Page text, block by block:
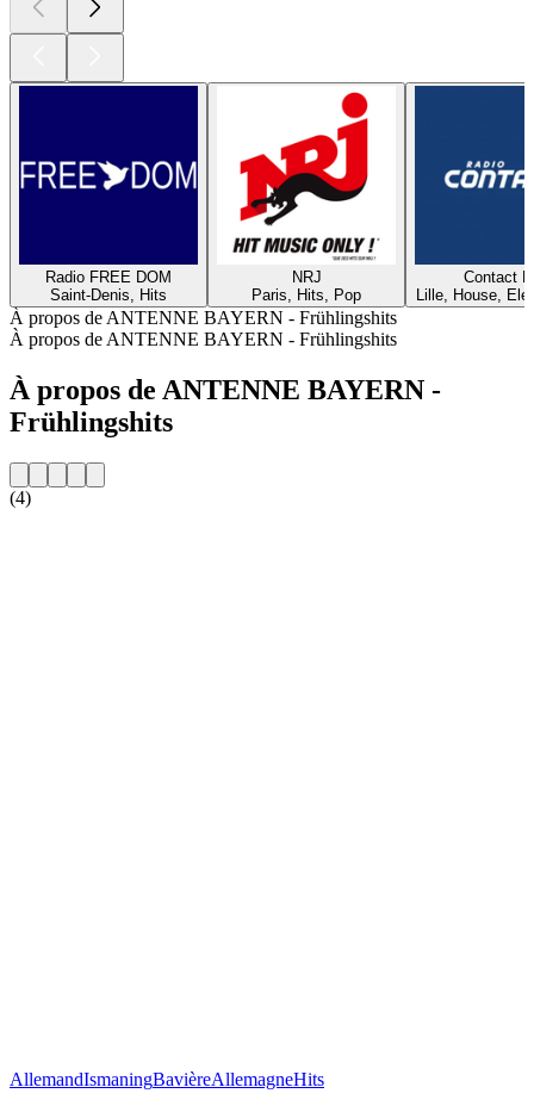
Radio FREE DOM
Saint-Denis, Hits
NRJ
Paris, Hits, Pop
Contact
Lille, House,
À propos de ANTENNE BAYERN - Frühlingshits
À propos de ANTENNE BAYERN - Frühlingshits
À propos de ANTENNE BAYERN -
Frühlingshits
(4)
AllemandIsmaningBavièreAllemagneHits